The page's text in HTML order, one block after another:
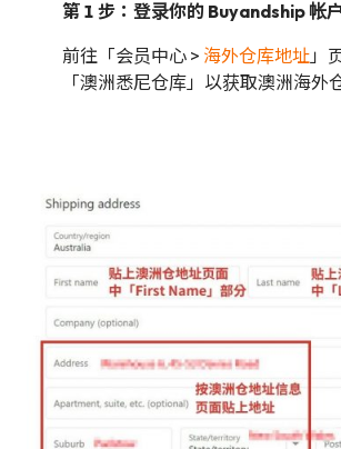
第 1 步：登录你的 Buyandship 帐户
前往「会员中心 > 海外仓库地址 」
「澳洲悉尼仓库」以获取澳洲海外